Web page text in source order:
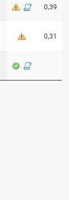
0,39
0,31